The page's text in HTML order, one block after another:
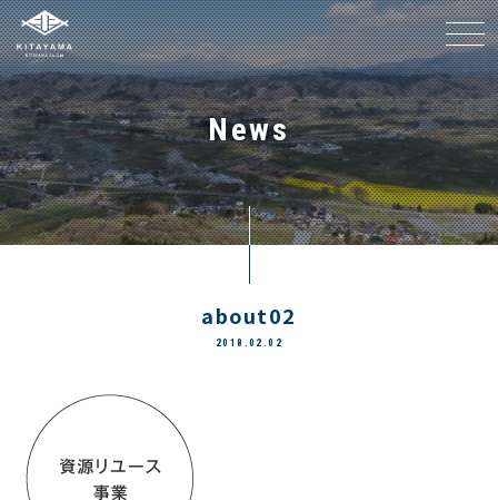
メニ
News
about02
2018.02.02